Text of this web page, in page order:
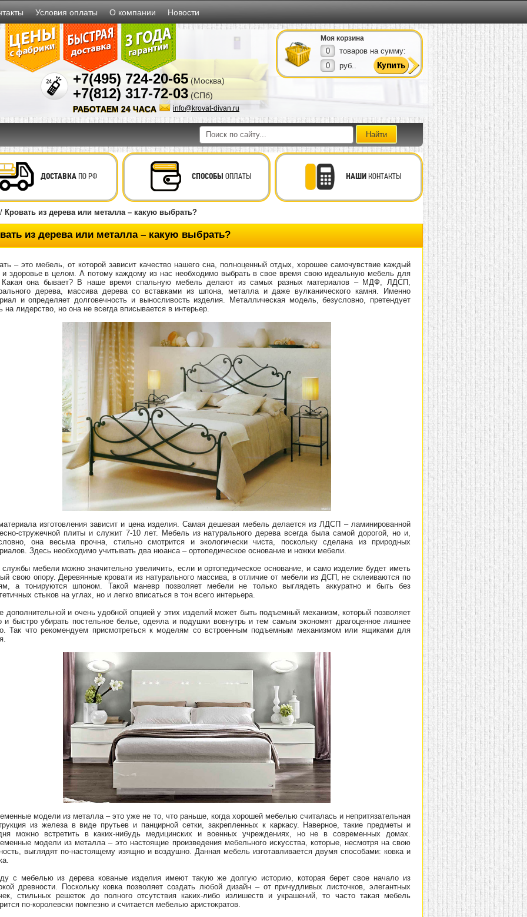
Условия оплаты О компании Новости
+7(495) 724-20-65 (Москва)
+7(812) 317-72-03 (СПб)
info@krovat-divan.ru
РАБОТАЕМ 24 ЧАСА
Моя корзина
0
товаров на сумму:
0
руб..
ДОСТАВКАПО РФ СПОСОБЫ ОПЛАТЫ НАШИКОНТАКТЫ
/ Кровать из дерева или металла – какую выбрать?
из дерева или металла – какую выбрать?
– это мебель, от которой зависит качество нашего сна, полноценный отдых, хорошее самочувствие каждый
и здоровье в целом. А потому каждому из нас необходимо выбрать в свое время свою идеальную мебель для
Какая она бывает? В наше время спальную мебель делают из самых разных материалов – МДФ, ЛДСП,
дерева, массива дерева со вставками из шпона, металла и даже вулканического камня. Именно
и определяет долговечность и выносливость изделия. Металлическая модель, безусловно, претендует
на лидерство, но она не всегда вписывается в интерьер.
изготовления зависит и цена изделия. Самая дешевая мебель делается из ЛДСП – ламинированной
стружечной плиты и служит 7-10 лет. Мебель из натурального дерева всегда была самой дорогой, но и,
она весьма прочна, стильно смотрится и экологически чиста, поскольку сделана из природных
Здесь необходимо учитывать два нюанса – ортопедическое основание и ножки мебели.
службы мебели можно значительно увеличить, если и ортопедическое основание, и само изделие будет иметь
свою опору. Деревянные кровати из натурального массива, в отличие от мебели из ДСП, не склеиваются по
а тонируются шпоном. Такой маневр позволяет мебели не только выглядеть аккуратно и быть без
стыков на углах, но и легко вписаться в тон всего интерьера.
дополнительной и очень удобной опцией у этих изделий может быть подъемный механизм, который позволяет
и быстро убирать постельное белье, одеяла и подушки вовнутрь и тем самым экономят драгоценное лишнее
Так что рекомендуем присмотреться к моделям со встроенным подъемным механизмом или ящиками для
модели из металла – это уже не то, что раньше, когда хорошей мебелью считалась и непритязательная
из железа в виде прутьев и панцирной сетки, закрепленных к каркасу. Наверное, такие предметы и
можно встретить в каких-нибудь медицинских и военных учреждениях, но не в современных домах.
модели из металла – это настоящие произведения мебельного искусства, которые, несмотря на свою
выглядят по-настоящему изящно и воздушно. Данная мебель изготавливается двумя способами: ковка и
с мебелью из дерева кованые изделия имеют такую же долгую историю, которая берет свое начало из
древности. Поскольку ковка позволяет создать любой дизайн – от причудливых листочков, элегантных
стильных решеток до полного отсутствия каких-либо излишеств и украшений, то часто такая мебель
по-королевски помпезно и считается мебелью аристократов.